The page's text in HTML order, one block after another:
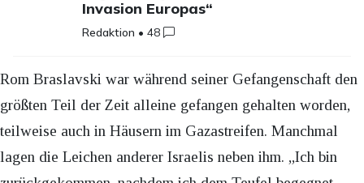
Invasion Europas“
Redaktion •48
Rom Braslavski war während seiner Gefangenschaft den
größten Teil der Zeit alleine gefangen gehalten worden,
teilweise auch in Häusern im Gazastreifen. Manchmal
lagen die Leichen anderer Israelis neben ihm. „Ich bin